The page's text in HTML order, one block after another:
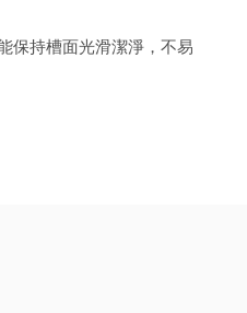
保持槽面光滑潔淨，不易